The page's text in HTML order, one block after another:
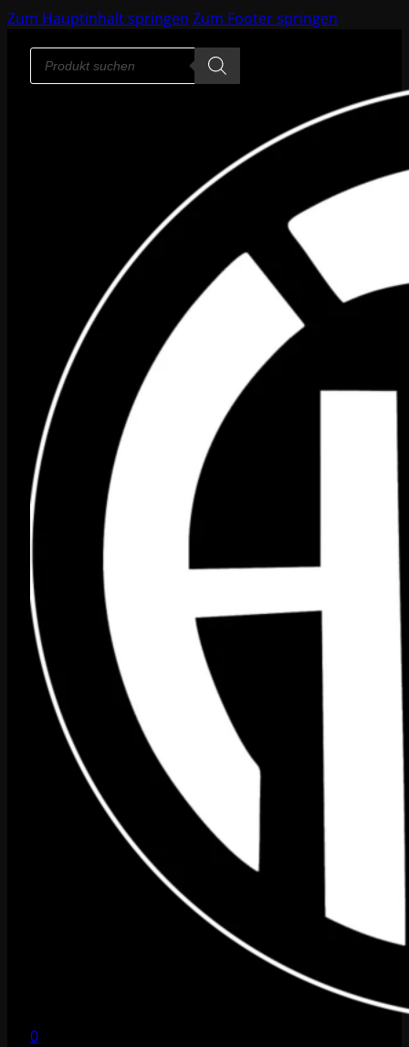
Zum Hauptinhalt springen Zum Footer springen
Products
search
0